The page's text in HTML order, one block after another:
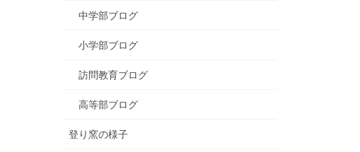
中学部ブログ
小学部ブログ
訪問教育ブログ
高等部ブログ
登り窯の様子